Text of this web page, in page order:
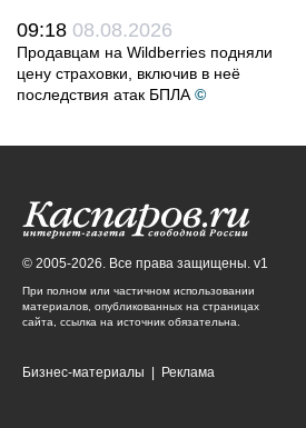
09:18 08.08.2026
Продавцам на Wildberries подняли
цену страховки, включив в неё
последствия атак БПЛА ©
© 2005-2026. Все права защищены. v1
При полном или частичном использовании
материалов, опубликованных на страницах
сайта, ссылка на источник обязательна.
Бизнес-материалы Реклама